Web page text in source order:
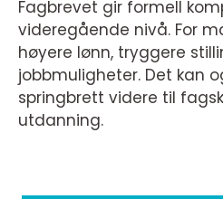
Fagbrevet gir formell
videregående nivå. For
høyere lønn, tryggere
jobbmuligheter. Det kan
springbrett videre til
utdanning.